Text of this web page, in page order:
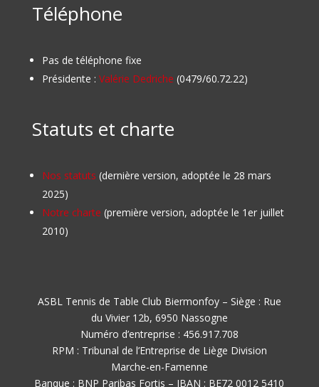
Téléphone
Pas de téléphone fixe
Présidente : Valérie Dedriche (0479/60.72.22)
Statuts et charte
Nos statuts (dernière version, adoptée le 28 mars
2025)
Notre charte (première version, adoptée le 1er juillet
2010)
ASBL Tennis de Table Club Biermonfoy – Siège : Rue
du Vivier 12b, 6950 Nassogne
Numéro d’entreprise : 456.917.708
RPM : Tribunal de l’Entreprise de Liège Division
Marche-en-Famenne
Banque : BNP Paribas Fortis – IBAN : BE72 0012 5410